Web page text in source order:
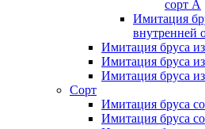
сорт A
Имитация
внутренней
Имитация бруса
Имитация бруса
Имитация бруса
Сорт
Имитация бруса
Имитация бруса